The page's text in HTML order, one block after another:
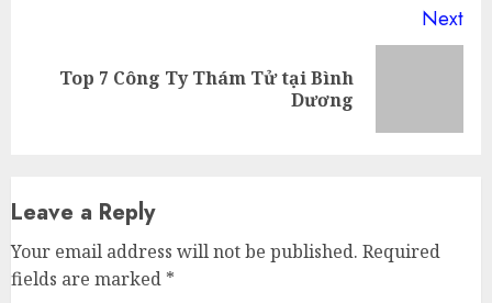
Next
NextTop 7 Công Ty Thám Tử tại Bình
Dương
Leave a Reply
Your email address will not be published. Required
fields are marked *